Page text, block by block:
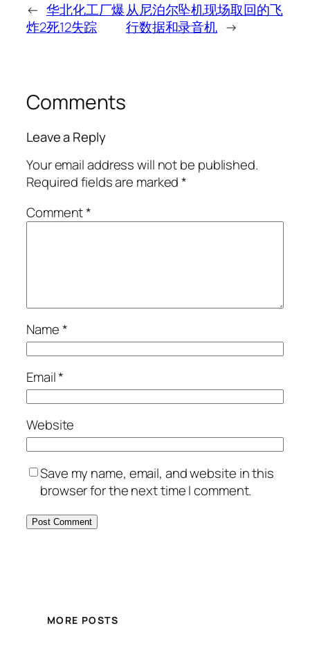
← 华北化工厂爆
炸2死12失踪
从尼泊尔坠机现场取回的飞
行数据和录音机 →
Comments
Leave a Reply
Your email address will not be published.
Required fields are marked*
Comment*
Name*
Email*
Website
Save my name, email, and website in this
browser for the next time I comment.
MORE POSTS